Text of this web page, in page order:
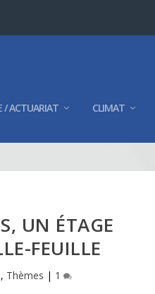
/ ACTUARIAT CLIMAT
UN ÉTAGE
FEUILLE
, Thèmes | 1